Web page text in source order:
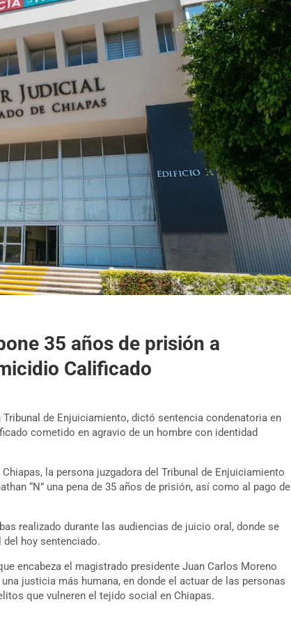
35 años de prisión a
Calificado
de Enjuiciamiento, dictó sentencia condenatoria en
cometido en agravio de un hombre con identidad
la persona juzgadora del Tribunal de Enjuiciamiento
“N” una pena de 35 años de prisión, así como al pago de
realizado durante las audiencias de juicio oral, donde se
hoy sentenciado.
encabeza el magistrado presidente Juan Carlos Moreno
justicia más humana, en donde el actuar de las personas
que vulneren el tejido social en Chiapas.